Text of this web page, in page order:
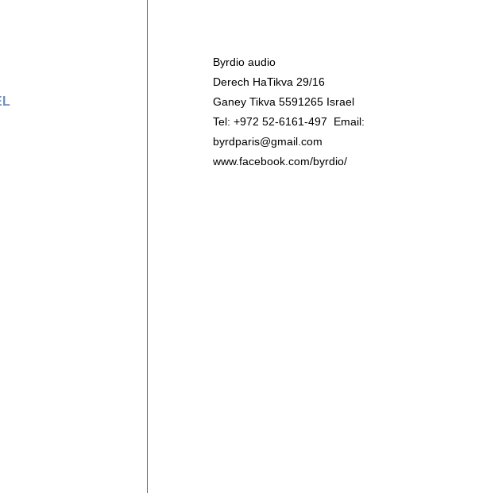
Byrdio audio
Derech HaTikva 29/16
Ganey Tikva 5591265 Israel
Tel: +972 52-6161-497 Email:
byrdparis@gmail.com
www.facebook.com/byrdio/